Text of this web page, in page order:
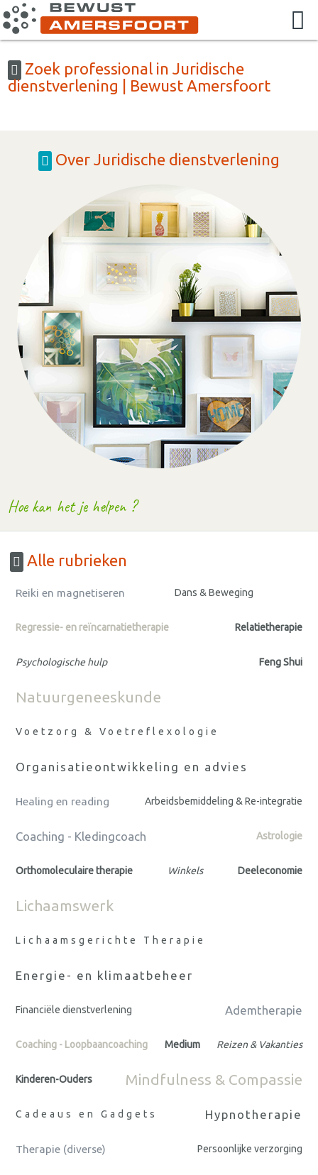
Zoek professional in Juridische
dienstverlening | Bewust Amersfoort
Over Juridische dienstverlening
Hoe kan het je helpen ?
Alle rubrieken
Reiki en magnetiseren Dans & Beweging
Regressie- en reïncarnatietherapie Relatietherapie
Psychologische hulp Feng Shui
Natuurgeneeskunde
Voetzorg & Voetreflexologie
Organisatieontwikkeling en advies
Healing en reading Arbeidsbemiddeling & Re-integratie
Coaching - Kledingcoach Astrologie
Orthomoleculaire therapie Winkels Deeleconomie
Lichaamswerk
Lichaamsgerichte Therapie
Energie- en klimaatbeheer
Financiële dienstverlening Ademtherapie
Coaching - Loopbaancoaching Medium Reizen & Vakanties
Kinderen-Ouders Mindfulness & Compassie
Cadeaus en Gadgets Hypnotherapie
Therapie (diverse) Persoonlijke verzorging